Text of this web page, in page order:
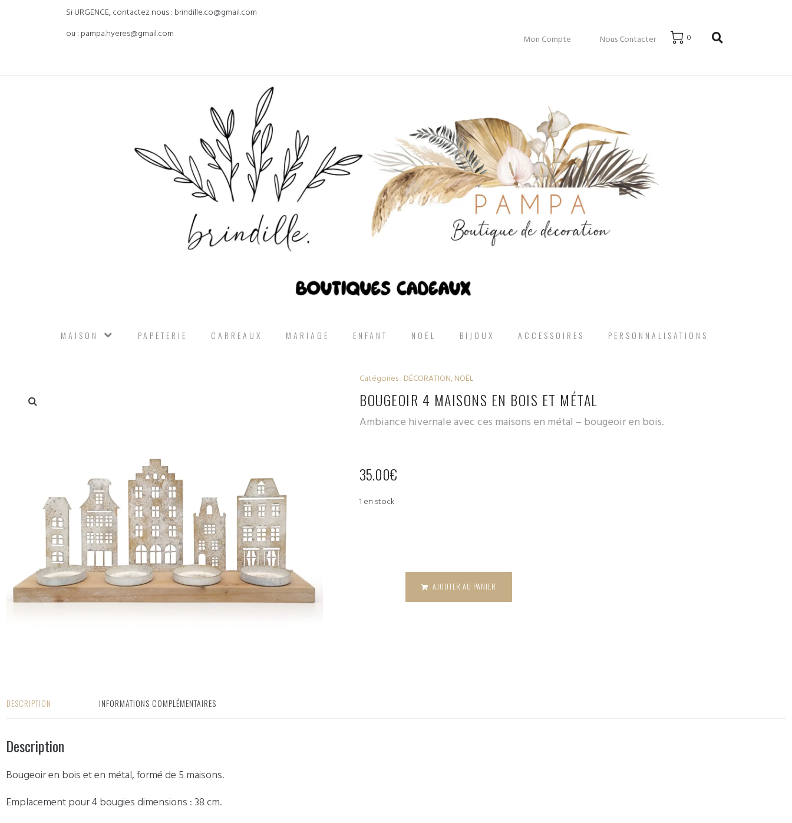
Si URGENCE, contactez nous : brindille.co@gmail.com
ou : pampa.hyeres@gmail.com
Mon Compte Nous Contacter 0
MAISON PAPETERIE CARREAUX MARIAGE ENFANT NOËL BIJOUX ACCESSOIRES PERSONNALISATIONS
Catégories : DÉCORATION,NOËL
BOUGEOIR 4 MAISONS EN BOIS ET MÉTAL
Ambiance hivernale avec ces maisons en métal – bougeoir en bois.
35.00€
1 en stock
AJOUTER AU PANIER
DESCRIPTION INFORMATIONS COMPLÉMENTAIRES
Description
Bougeoir en bois et en métal, formé de 5 maisons.
Emplacement pour 4 bougies dimensions : 38 cm.